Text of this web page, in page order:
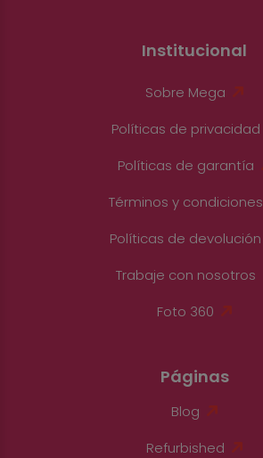
Institucional
Sobre Mega
Políticas de privacidad
Políticas de garantía
Términos y condiciones
Políticas de devolución
Trabaje con nosotros
Foto 360
Páginas
Blog
Refurbished